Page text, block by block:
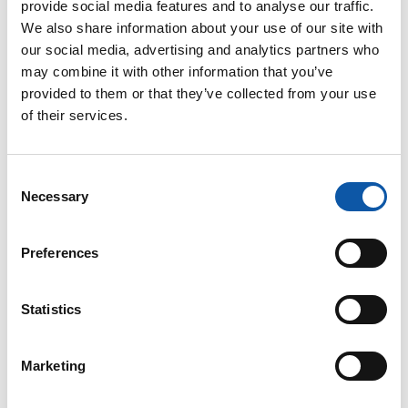
provide social media features and to analyse our traffic.
We also share information about your use of our site with
our social media, advertising and analytics partners who
may combine it with other information that you’ve
provided to them or that they’ve collected from your use
of their services.
Selection
Necessary
Preferences
Statistics
Marketing
Gemeinsam stark: ZAHORANSKY fördert
sportliches Engagement für den guten
Zweck